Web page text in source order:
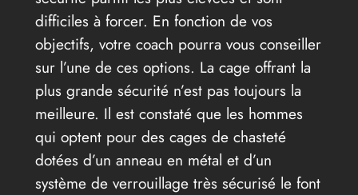
difficiles à forcer. En fonction de vos
objectifs, votre coach pourra vous conseiller
sur l’une de ces options. La cage offrant la
plus grande sécurité n’est pas toujours la
meilleure. Il est constaté que les hommes
qui optent pour des cages de chasteté
dotées d’un anneau en métal et d’un
système de verrouillage très sécurisé le font